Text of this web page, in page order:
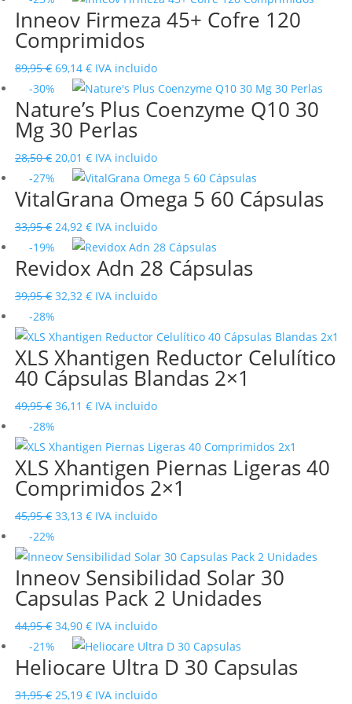
original
era:
actual
es:
Inneov Firmeza 45+ Cofre 120
Comprimidos
89,95€ El
precio
original
era:
69,14 €El
precio
actual
es:
IVA incluido
-30%
Nature’s Plus Coenzyme Q10 30
Mg 30 Perlas
28,50€ El
precio
original
28,50 €.
20,01 €El
precio
actual
IVA incluido
-27%
VitalGrana Omega 5 60 Cápsulas
33,95€ El
precio
original
24,92 €El
precio
actual
IVA incluido
-19%
Revidox Adn 28 Cápsulas
39,95€ El
original
era:
39,95 €.
32,32 €El
actual
es:
32,32 €.
IVA incluido
-28%
XLS Xhantigen Reductor Celulítico
40 Cápsulas Blandas 2×1
49,95€ El
original
era:
49,95 €.
36,11 €El
actual
es:
36,11 €.
IVA incluido
-28%
XLS Xhantigen Piernas Ligeras 40
Comprimidos 2×1
45,95€ El
original
era:
45,95 €.
33,13 €El
actual
es:
33,13 €.
IVA incluido
-22%
Inneov Sensibilidad Solar 30
Capsulas Pack 2 Unidades
44,95€ El
precio
original
34,90 €El
precio
actual
IVA incluido
-21%
Heliocare Ultra D 30 Capsulas
31,95€ El
25,19 €ElIVA incluido